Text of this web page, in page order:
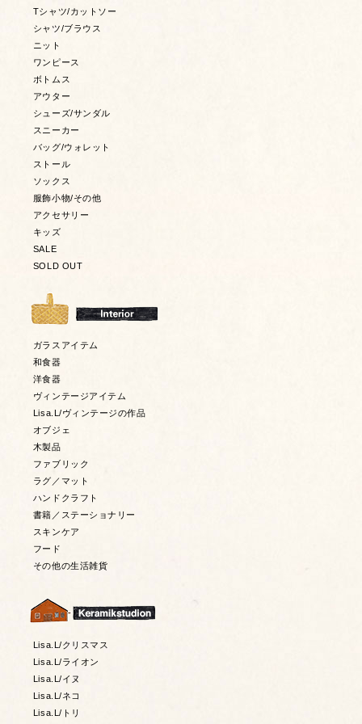
Tシャツ/カットソー
シャツ/ブラウス
ニット
ワンピース
ボトムス
アウター
シューズ/サンダル
スニーカー
バッグ/ウォレット
ストール
ソックス
服飾小物/その他
アクセサリー
キッズ
SALE
SOLD OUT
ガラスアイテム
和食器
洋食器
ヴィンテージアイテム
Lisa.L/ヴィンテージの作品
オブジェ
木製品
ファブリック
ラグ／マット
ハンドクラフト
書籍／ステーショナリー
スキンケア
フード
その他の生活雑貨
Lisa.L/クリスマス
Lisa.L/ライオン
Lisa.L/イヌ
Lisa.L/ネコ
Lisa.L/トリ